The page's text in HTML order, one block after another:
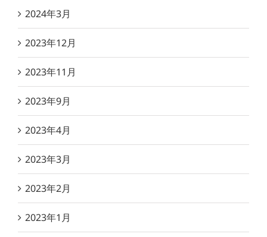
2024年3月
2023年12月
2023年11月
2023年9月
2023年4月
2023年3月
2023年2月
2023年1月